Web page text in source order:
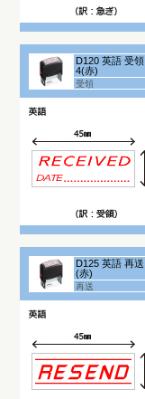
D120 英語 受領
4(赤)
受領
D125 英語 再送
(赤)
再送